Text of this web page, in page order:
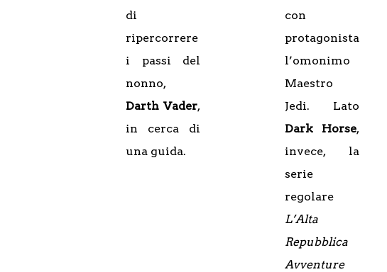
con
protagonista
l’omonimo
Maestro
Jedi. Lato
Dark Horse,
invece, la
serie
regolare
L’Alta
Repubblica
Avventure
di
ripercorrere
i passi del
nonno,
Darth Vader,
in cerca di
una guida.